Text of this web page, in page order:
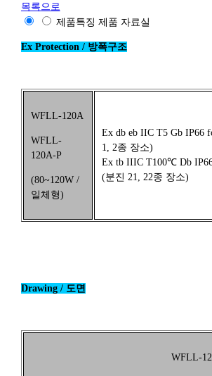
목록으로
제품특징 제품 자료실
Ex Protection / 방폭구조
WFLL-120A
WFLL-
120A-P
(80~120W /
일체형)
Ex db eb IIC T5 Gb IP66
1, 2종 장소)
Ex tb IIIC T100℃ Db
(분진 21, 22종 장소)
Drawing / 도면
WFLL-